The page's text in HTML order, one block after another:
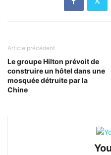
Article précédent
Le groupe Hilton prévoit de
construire un hôtel dans une
mosquée détruite par la
Chine